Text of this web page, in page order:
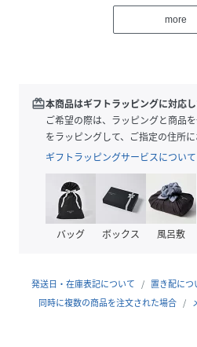
ちょっと背伸びしたい女の子へ
PetitLady/プチレディシリーズ
透け感：ややあり
伸縮性：なし
商品画像をご覧ください。
※商品の色味につきまして、お客
more
redeem本商品はギフトラッピングに対応し
ご希望の際は、ラッピングと商品
をラッピングして、ご指定の住所に
ギフトラッピングサービスについて
バッグ ボックス 風呂敷
発送日・在庫表記について 置き配につ
同時に複数の商品を注文された場合